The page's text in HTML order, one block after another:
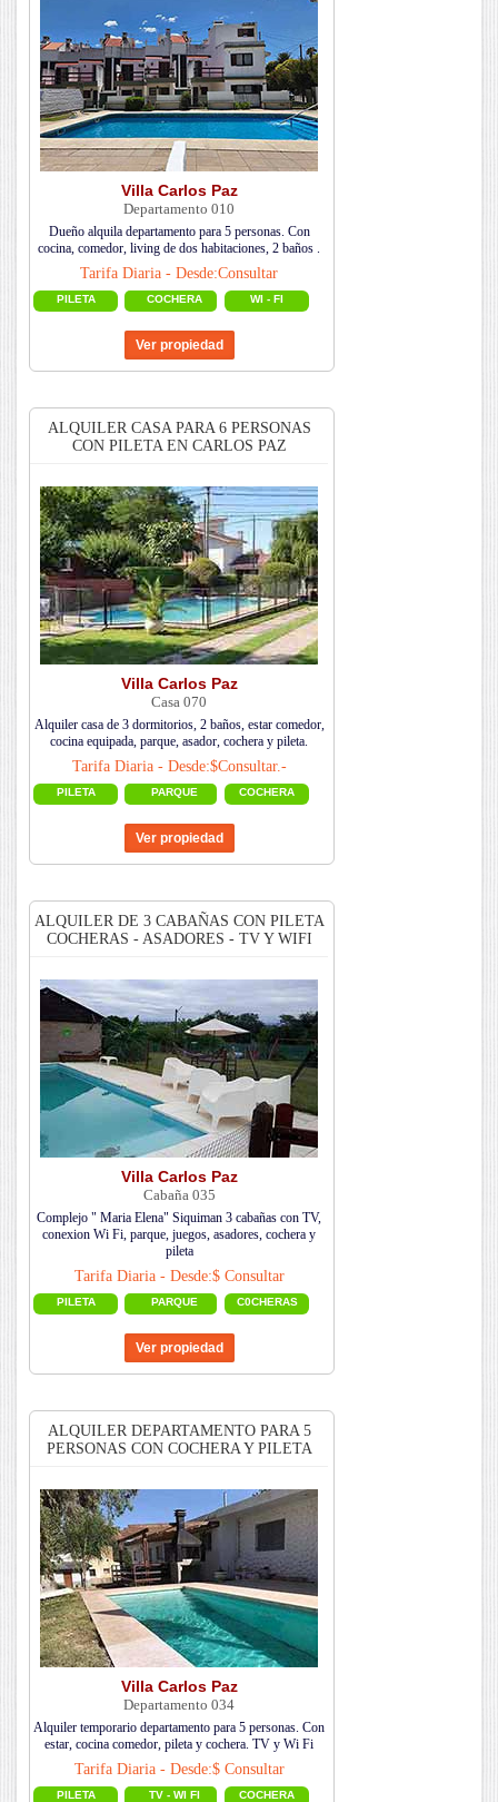
Villa Carlos Paz
Departamento 010
Dueño alquila departamento para 5 personas. Con
cocina, comedor, living de dos habitaciones, 2 baños .
Tarifa Diaria - Desde:Consultar
PILETA COCHERA WI - FI
ALQUILER CASA PARA 6 PERSONAS
CON PILETA EN CARLOS PAZ
Villa Carlos Paz
Casa 070
Alquiler casa de 3 dormitorios, 2 baños, estar comedor,
cocina equipada, parque, asador, cochera y pileta.
Tarifa Diaria - Desde:$Consultar.-
PILETA PARQUE COCHERA
ALQUILER DE 3 CABAÑAS CON PILETA
COCHERAS - ASADORES - TV Y WIFI
Villa Carlos Paz
Cabaña 035
Complejo " Mari­a Elena" Si­quiman 3 cabañas con TV,
conexion Wi Fi, parque, juegos, asadores, cochera y
pileta
Tarifa Diaria - Desde:$ Consultar
PILETA PARQUE C0CHERAS
ALQUILER DEPARTAMENTO PARA 5
PERSONAS CON COCHERA Y PILETA
Villa Carlos Paz
Departamento 034
Alquiler temporario departamento para 5 personas. Con
estar, cocina comedor, pileta y cochera. TV y Wi Fi
Tarifa Diaria - Desde:$ Consultar
PILETA TV - WI FI COCHERA